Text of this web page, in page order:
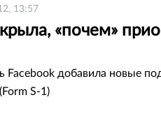
13:57
«почем»
Facebook добавила новые
S-1)